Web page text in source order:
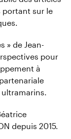
portant sur le
» de Jean-
pour
à
depuis 2015.